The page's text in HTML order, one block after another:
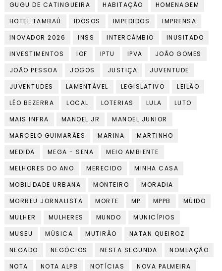
GUGU DE CATINGUEIRA
HABITAÇÃO
HOMENAGEM
HOTEL TAMBAÚ
IDOSOS IMPEDIDOS
IMPRENSA
INOVADOR 2026
INSS INTERCÂMBIO
INUSITADO
INVESTIMENTOS
IOF IPTU IPVA
JOÃO GOMES
JOÃO PESSOA
JOGOS JUSTIÇA
JUVENTUDE
JUVENTUDES
LAMENTÁVEL LEGISLATIVO
LEILÃO
LÉO BEZERRA
LOCAL LOTERIAS LULA
LUTO
MAIS INFRA
MANOEL JR
MANOEL JUNIOR
MARCELO GUIMARÃES
MARINA
MARTINHO
MEDIDA
MEGA - SENA
MEIO AMBIENTE
MELHORES DO ANO
MERECIDO
MINHA CASA
MOBILIDADE URBANA
MONTEIRO
MORADIA
MORREU JORNALISTA
MORTE MP MPPB
MÚIDO
MULHER
MULHERES MUNDO
MUNICÍPIOS
MUSEU
MÚSICA MUTIRÃO
NATAN QUEIROZ
NEGADO
NEGÓCIOS NESTA SEGUNDA
NOMEAÇÃO
NOTA
NOTA ALPB NOTÍCIAS
NOVA PALMEIRA